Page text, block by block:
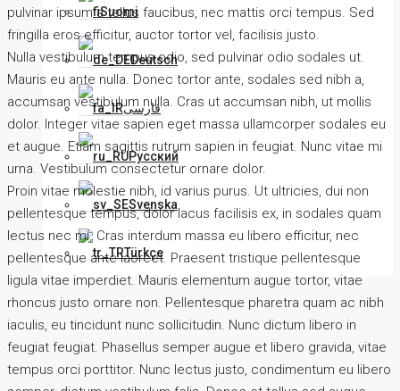
Suomi
Deutsch
فارسی
Русский
Svenska
Türkçe
pulvinar ipsum a tellus faucibus, nec mattis orci tempus. Sed
fringilla eros efficitur, auctor tortor vel, facilisis justo.
Nulla vestibulum tempus odio, sed pulvinar odio sodales ut.
Mauris eu ante nulla. Donec tortor ante, sodales sed nibh a,
accumsan vestibulum nulla. Cras ut accumsan nibh, ut mollis
dolor. Integer vitae sapien eget massa ullamcorper sodales eu
et augue. Etiam sagittis rutrum sapien in feugiat. Nunc vitae mi
urna. Vestibulum consectetur ornare dolor.
Proin vitae molestie nibh, id varius purus. Ut ultricies, dui non
pellentesque tempus, dolor lacus facilisis ex, in sodales quam
lectus nec mi. Cras interdum massa eu libero efficitur, nec
pellentesque ante laoreet. Praesent tristique pellentesque
ligula vitae imperdiet. Mauris elementum augue tortor, vitae
rhoncus justo ornare non. Pellentesque pharetra quam ac nibh
iaculis, eu tincidunt nunc sollicitudin. Nunc dictum libero in
feugiat feugiat. Phasellus semper augue et libero gravida, vitae
tempus orci porttitor. Nunc lectus justo, condimentum eu libero